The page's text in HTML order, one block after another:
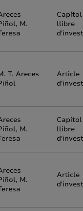
M.
llibre
T. Areces
Article
M.
llibre
M.
Article